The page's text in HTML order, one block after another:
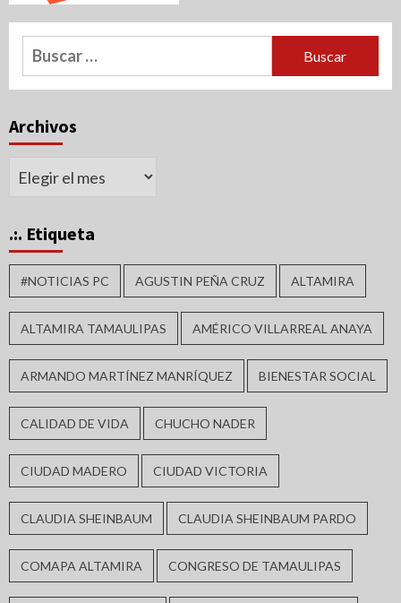
Buscar:
Archivos
Archivos
.:. Etiqueta
#NOTICIAS PC AGUSTIN PEÑA CRUZ ALTAMIRA
ALTAMIRA TAMAULIPAS AMÉRICO VILLARREAL ANAYA
ARMANDO MARTÍNEZ MANRÍQUEZ BIENESTAR SOCIAL
CALIDAD DE VIDA CHUCHO NADER
CIUDAD MADERO CIUDAD VICTORIA
CLAUDIA SHEINBAUM CLAUDIA SHEINBAUM PARDO
COMAPA ALTAMIRA CONGRESO DE TAMAULIPAS